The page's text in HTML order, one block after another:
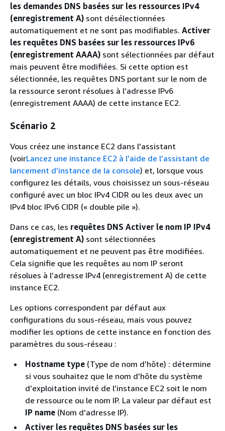
les demandes DNS basées sur les ressources IPv4
(enregistrement A) sont désélectionnées
automatiquement et ne sont pas modifiables. Activer
les requêtes DNS basées sur les ressources IPv6
(enregistrement AAAA) sont sélectionnées par défaut
mais peuvent être modifiées. Si cette option est
sélectionnée, les requêtes DNS portant sur le nom de
la ressource seront résolues à l’adresse IPv6
(enregistrement AAAA) de cette instance EC2.
Scénario 2
Vous créez une instance EC2 dans l'assistant
(voirLancez une instance EC2 à l’aide de l’assistant de
lancement d’instance de la console) et, lorsque vous
configurez les détails, vous choisissez un sous-réseau
configuré avec un bloc IPv4 CIDR ou les deux avec un
IPv4 bloc IPv6 CIDR (« double pile »).
Dans ce cas, les requêtes DNS Activer le nom IP IPv4
(enregistrement A) sont sélectionnées
automatiquement et ne peuvent pas être modifiées.
Cela signifie que les requêtes au nom IP seront
résolues à l’adresse IPv4 (enregistrement A) de cette
instance EC2.
Les options correspondent par défaut aux
configurations du sous-réseau, mais vous pouvez
modifier les options de cette instance en fonction des
paramètres du sous-réseau :
Hostname type (Type de nom d’hôte) : détermine
si vous souhaitez que le nom d’hôte du système
d’exploitation invité de l’instance EC2 soit le nom
de ressource ou le nom IP. La valeur par défaut est
IP name (Nom d’adresse IP).
Activer les requêtes DNS basées sur les